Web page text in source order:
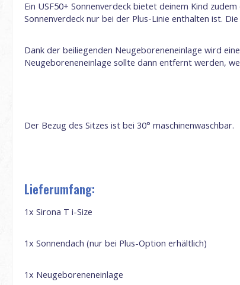
Ein USF50+ Sonnenverdeck bietet deinem Kind
Sonnenverdeck nur bei der Plus-Linie enthalten ist.
Dank der beiliegenden Neugeboreneneinlage wird
Neugeboreneneinlage sollte dann entfernt werden,
Der Bezug des Sitzes ist bei 30° maschinenwaschbar.
Lieferumfang:
1x Sirona T i-Size
1x Sonnendach (nur bei Plus-Option erhältlich)
1x Neugeboreneneinlage